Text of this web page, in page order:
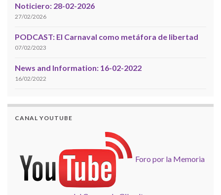
Noticiero: 28-02-2026
27/02/2026
PODCAST: El Carnaval como metáfora de libertad
07/02/2023
News and Information: 16-02-2022
16/02/2022
CANAL YOUTUBE
Foro por la Memoria